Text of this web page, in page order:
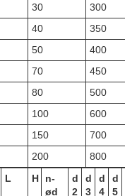
30 300
40 350
50 400
70 450
80 500
100 600
150 700
200 800
L H
n-
ød
d
2
d
3
d
4
d
5